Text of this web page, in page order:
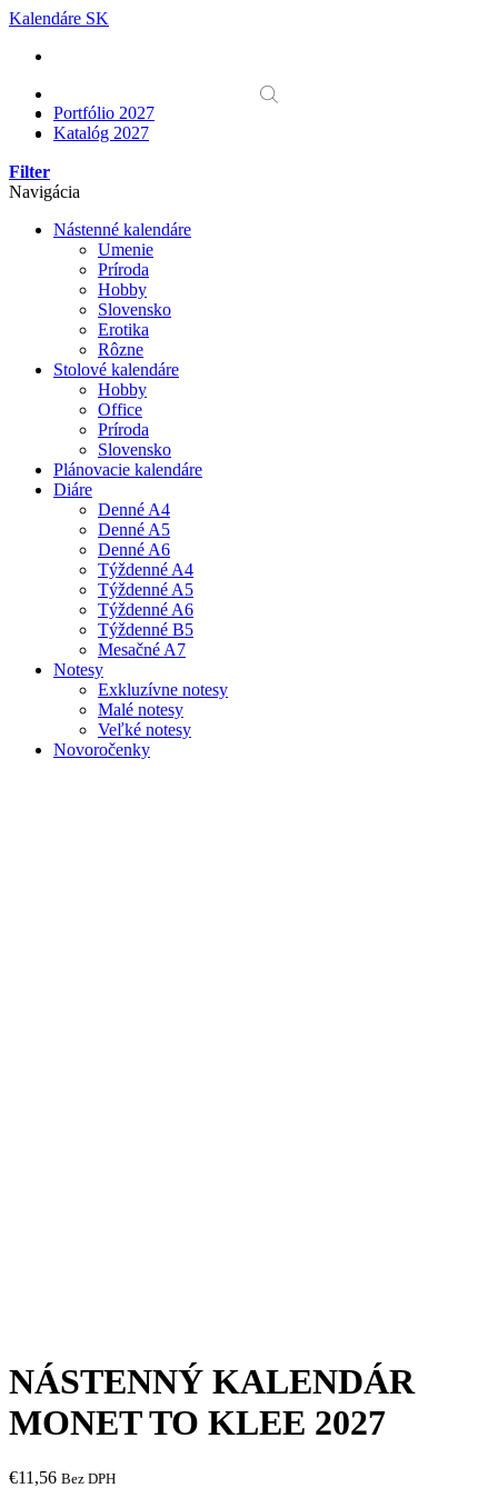
Skip
content
Kalendáre SK
Portfólio 2027
Katalóg 2027
Filter
Navigácia
Nástenné kalendáre
Umenie
Príroda
Hobby
Slovensko
Erotika
Rôzne
Stolové kalendáre
Hobby
Office
Príroda
Slovensko
Plánovacie kalendáre
Diáre
Denné A4
Denné A5
Denné A6
Týždenné A4
Týždenné A5
Týždenné A6
Týždenné B5
Mesačné A7
Notesy
Exkluzívne notesy
Malé notesy
Veľké notesy
Novoročenky
NÁSTENNÝ KALENDÁR
MONET TO KLEE 2027
€11,56 Bez DPH